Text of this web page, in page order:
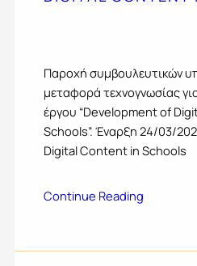
Παροχή συμβουλευτικών
μεταφορά τεχνογνωσίας
έργου “Development of
Schools”. Έναρξη 24/03/
Digital Content in Schools
Continue Reading